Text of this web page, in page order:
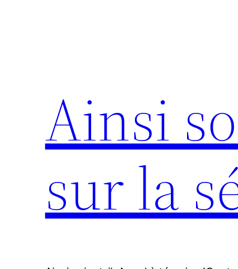
Ainsi
sur la